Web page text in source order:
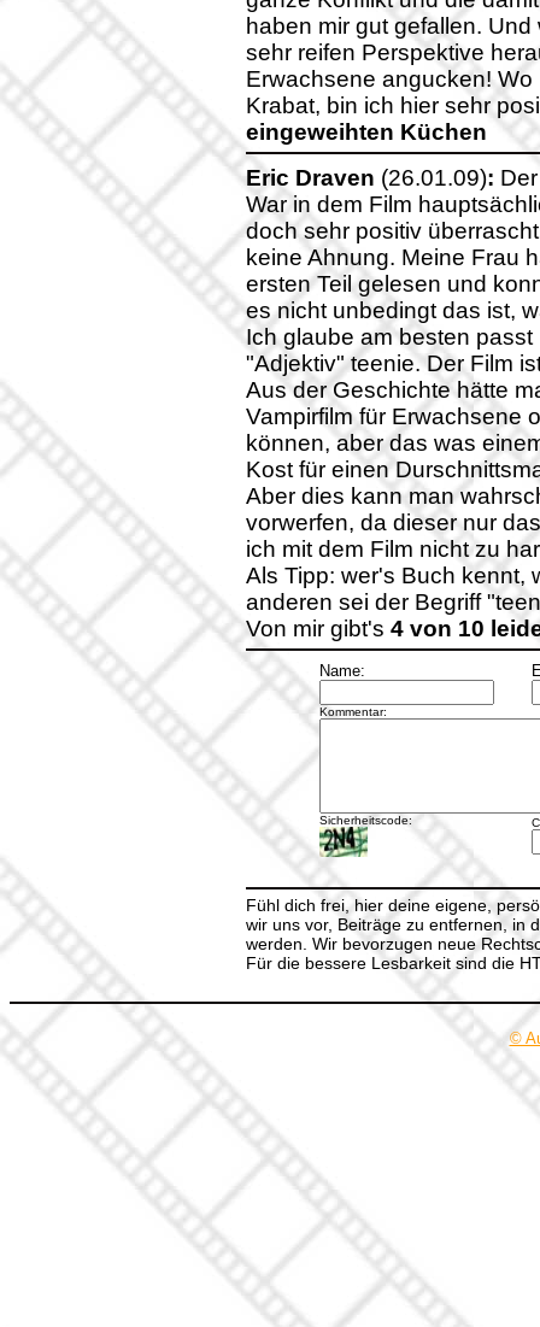
haben mir gut gefallen.
sehr reifen Perspektive
Erwachsene angucken!
Krabat, bin ich hier sehr
eingeweihten Küchen
Eric Draven (26.01.09):
War in dem Film
doch sehr positiv
keine Ahnung. Meine Frau
ersten Teil gelesen und
es nicht unbedingt das ist,
Ich glaube am besten
"Adjektiv" teenie. Der Film
Aus der Geschichte hätte
Vampirfilm für Erwachsene
können, aber das was
Kost für einen
Aber dies kann man
vorwerfen, da dieser nur
ich mit dem Film nicht zu
Als Tipp: wer's Buch kennt,
anderen sei der Begriff
Von mir gibt's 4 von 10
Name:
Kommentar:
Sicherheitscode:
Fühl dich frei, hier deine eigene,
wir uns vor, Beiträge zu entfernen, in
werden. Wir bevorzugen neue
Für die bessere Lesbarkeit sind die
©